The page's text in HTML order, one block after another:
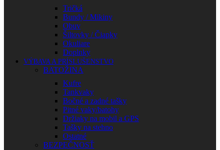
Tričká
Bundy / Mikiny
Obuv
Šiltovky / Čiapky
Okuliare
Doplnky
VÝBAVA A PRÍSLUŠENSTVO
BATOŽINA
Kufre
Tankvaky
Bočné a zadné tašky
Pitné vaky/batohy
Držiaky na mobil a GPS
Tašky na stehno
Ostatné
BEZPEČNOSŤ